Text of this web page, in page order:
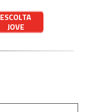
ESCOLTA
JOVE